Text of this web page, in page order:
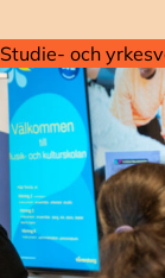
Studie- och